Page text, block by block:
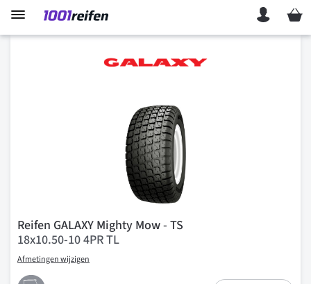
Mein
Reifen GALAXY Mighty Mow - TS
18x10.50-10 4PR TL
Afmetingen wijzigen